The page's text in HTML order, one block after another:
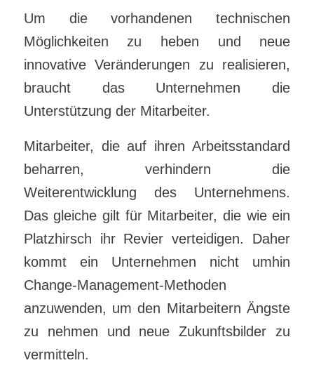
Um die vorhandenen technischen
Möglichkeiten zu heben und neue
innovative Veränderungen zu realisieren,
braucht das Unternehmen die
Unterstützung der Mitarbeiter.
Mitarbeiter, die auf ihren Arbeitsstandard
beharren, verhindern die
Weiterentwicklung des Unternehmens.
Das gleiche gilt für Mitarbeiter, die wie ein
Platzhirsch ihr Revier verteidigen. Daher
kommt ein Unternehmen nicht umhin
Change-Management-Methoden
anzuwenden, um den Mitarbeitern Ängste
zu nehmen und neue Zukunftsbilder zu
vermitteln.